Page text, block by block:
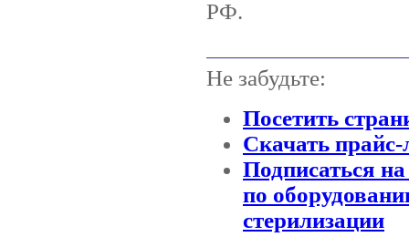
РФ.
Не забудьте:
Посетить
Скачать прайс-
Подписаться
по
стерилизации